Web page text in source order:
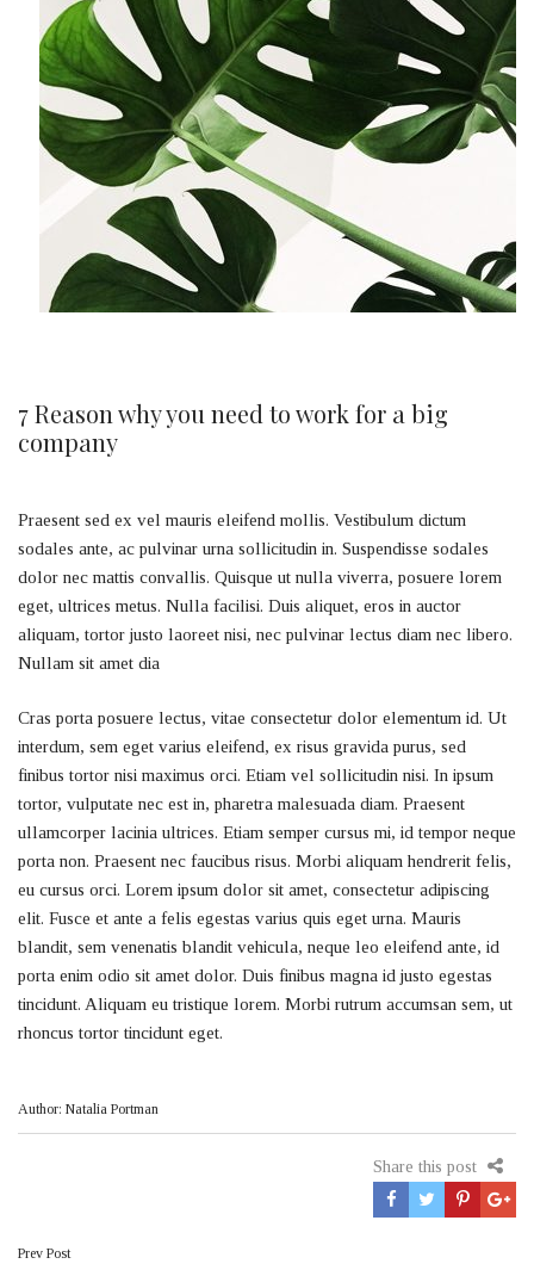
7 Reason why you need to work for a big
company
Praesent sed ex vel mauris eleifend mollis. Vestibulum dictum
sodales ante, ac pulvinar urna sollicitudin in. Suspendisse sodales
dolor nec mattis convallis. Quisque ut nulla viverra, posuere lorem
eget, ultrices metus. Nulla facilisi. Duis aliquet, eros in auctor
aliquam, tortor justo laoreet nisi, nec pulvinar lectus diam nec libero.
Nullam sit amet dia
Cras porta posuere lectus, vitae consectetur dolor elementum id. Ut
interdum, sem eget varius eleifend, ex risus gravida purus, sed
finibus tortor nisi maximus orci. Etiam vel sollicitudin nisi. In ipsum
tortor, vulputate nec est in, pharetra malesuada diam. Praesent
ullamcorper lacinia ultrices. Etiam semper cursus mi, id tempor neque
porta non. Praesent nec faucibus risus. Morbi aliquam hendrerit felis,
eu cursus orci. Lorem ipsum dolor sit amet, consectetur adipiscing
elit. Fusce et ante a felis egestas varius quis eget urna. Mauris
blandit, sem venenatis blandit vehicula, neque leo eleifend ante, id
porta enim odio sit amet dolor. Duis finibus magna id justo egestas
tincidunt. Aliquam eu tristique lorem. Morbi rutrum accumsan sem, ut
rhoncus tortor tincidunt eget.
Author: Natalia Portman
Share this post
Πλοήγηση
Prev Post